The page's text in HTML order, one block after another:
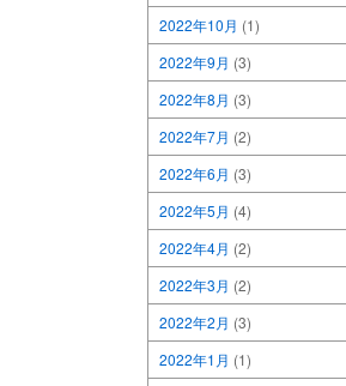
2022年10月 (1)
2022年9月 (3)
2022年8月 (3)
2022年7月 (2)
2022年6月 (3)
2022年5月 (4)
2022年4月 (2)
2022年3月 (2)
2022年2月 (3)
2022年1月 (1)